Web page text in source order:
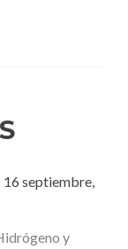
16 septiembre,
y